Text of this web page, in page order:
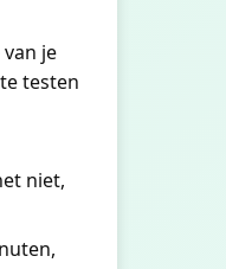
van je
testen
niet,